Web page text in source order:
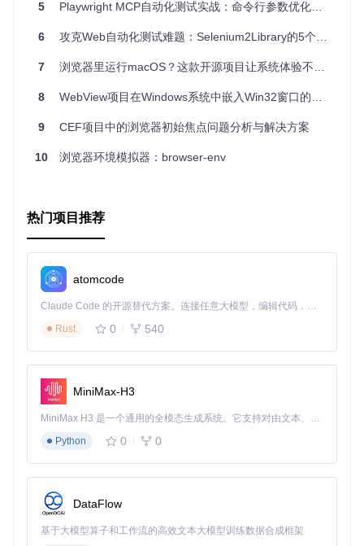
零依赖：轻量级，不增加额外的体积负担。
Web Components：遵循现代Web标准，跨浏览器兼容
易于集成：无论你是React、Vue还是Angular开发者，都
直观的API：简单的使用方法，让开发者能快速上手。
总的来说，browser-window是一个实用的工具，能够提升你
5 Playwright MCP自动化测试实战：命令行参数优化与场景化解决方案
6 攻克Web自动化测试难题：Selenium2Library的5个实战解决方案
7 浏览器里运行macOS？这款开源项目让系统体验不再受限
8 WebView项目在Windows系统中嵌入Win32窗口的技术实现
9 CEF项目中的浏览器初始焦点问题分析与解决方案
10 浏览器环境模拟器：browser-env
热门项目推荐
atomcode
Claude Code 的开源替代方案。连接任意大模型，编辑代码，运行命令，自动验证 — 全自动执行。用 Rust 构建，极致性能。 ｜ An open-source alternative to Claude Code. Connect any LLM, edit code, run commands, and verify changes — autonomously. Built in Rust for speed. Get Started
Rust
0 540
MiniMax-H3
MiniMax H3 是一个通用的全模态生成系统。它支持对由文本、图像、视频和音频组成的多模态上下文进行统一理解，并能生成分辨率高达 2K、时长可达 15 秒的带原生立体声音频的视频。得益于面向任务泛化的系统设计，H3 在预训练阶段就已具备广泛的多模态上下文理解与生成能力，能够出色地执行复杂的多模态指令。
Python
0 0
DataFlow
基于大模型算子和工作流的高效文本大模型训练数据合成框架